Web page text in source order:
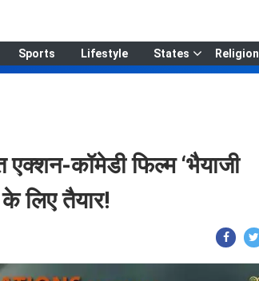
Sports Lifestyle States Religion
कॉमेडी फिल्म ‘भैयाजी
लिए तैयार!